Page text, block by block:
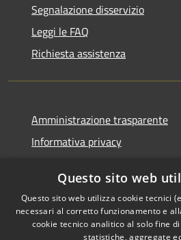
Segnalazione disservizio
Leggi le FAQ
Richiesta assistenza
Amministrazione trasparente
Informativa privacy
Dichiarazione di accessibilità
Questo sito web
Questo sito web utilizza cookie tecnici
necessari al corretto funzionamento e
cookie tecnico analitico al solo fine
statistiche, aggregate